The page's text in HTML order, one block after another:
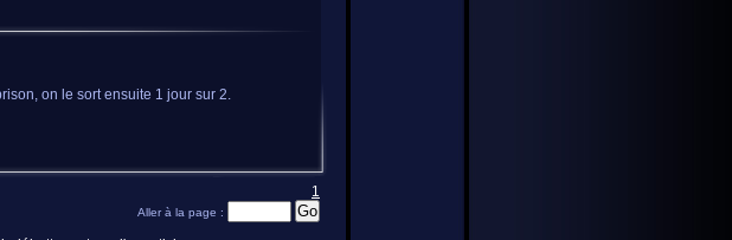
on le sort ensuite 1 jour sur 2.
1
Aller à la page :